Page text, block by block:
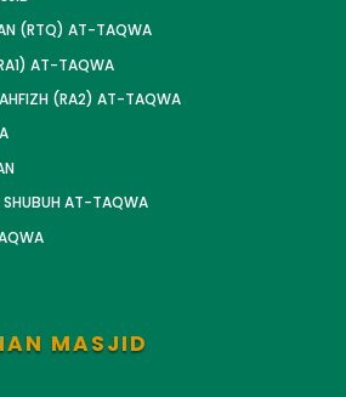
(RTQ) AT-TAQWA
AT-TAQWA
(RA2) AT-TAQWA
SHUBUH AT-TAQWA
MASJID